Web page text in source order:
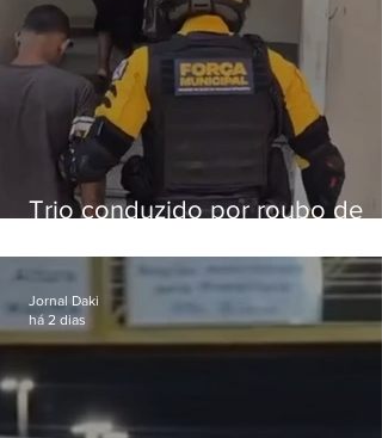
Trio conduzido por roubo de
passagens
Jornal Daki
há 2 dias